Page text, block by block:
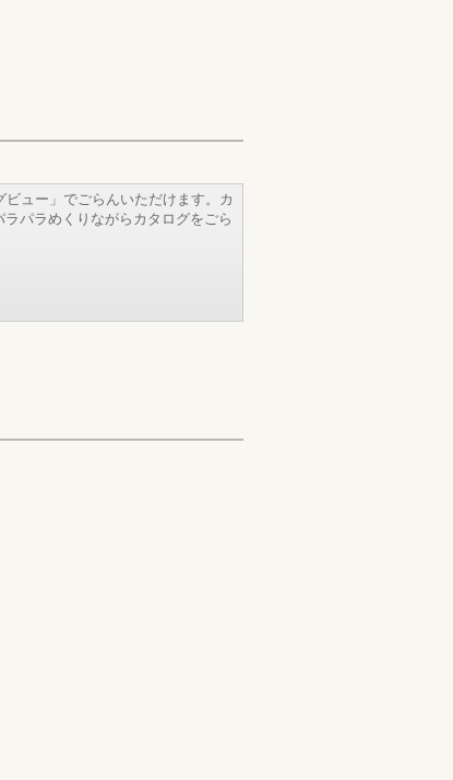
ュー」でごらんいただけます。カ
パラめくりながらカタログをごら